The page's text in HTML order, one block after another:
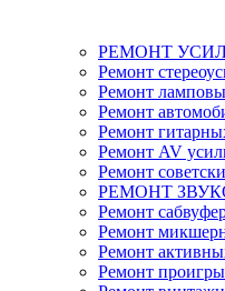
РЕМОНТ
Ремонт
Ремонт
Ремонт
Ремонт
Ремонт AV
Ремонт
РЕМОНТ
Ремонт
Ремонт
Ремонт
Ремонт